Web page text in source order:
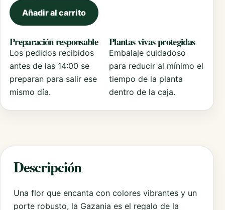
Añadir al carrito
Preparación responsable
Los pedidos recibidos
antes de las 14:00 se
preparan para salir ese
mismo día.
Plantas vivas protegidas
Embalaje cuidadoso
para reducir al mínimo el
tiempo de la planta
dentro de la caja.
Descripción
Una flor que encanta con colores vibrantes y un
porte robusto, la Gazania es el regalo de la